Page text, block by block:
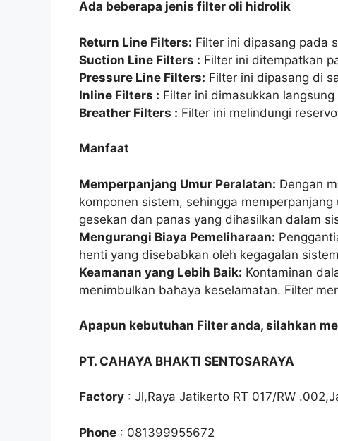
Ada beberapa jenis filter oli hidrolik
Return Line Filters: Filter ini dipasang pada
Suction Line Filters : Filter ini ditempatkan
Pressure Line Filters: Filter ini dipasang di
Inline Filters : Filter ini dimasukkan
Breather Filters : Filter ini melindungi
Manfaat
Memperpanjang Umur Peralatan: Dengan
komponen sistem, sehingga memperpanjang
gesekan dan panas yang dihasilkan dalam
Mengurangi Biaya Pemeliharaan:
henti yang disebabkan oleh kegagalan
Keamanan yang Lebih Baik: Kontaminan
menimbulkan bahaya keselamatan. Filter
Apapun kebutuhan Filter anda, silahkan
PT. CAHAYA BHAKTI SENTOSARAYA
Factory : Jl,Raya Jatikerto RT 017/RW
Phone : 081399955672